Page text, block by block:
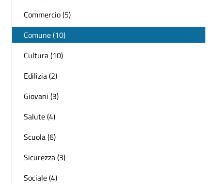
Commercio (5)
Comune (10)
Cultura (10)
Edilizia (2)
Giovani (3)
Salute (4)
Scuola (6)
Sicurezza (3)
Sociale (4)